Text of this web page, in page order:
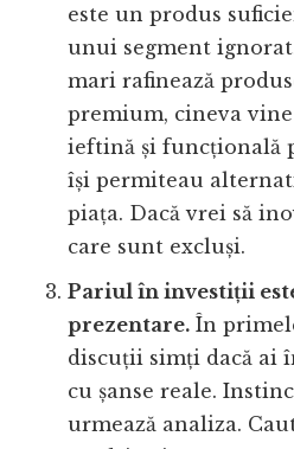
este un produs
unui segment
mari rafinează
premium, cineva
ieftină și funcțională
își permiteau
piața. Dacă vrei să
care sunt excluși.
Pariul în investiții
prezentare. În
discuții simți dacă ai
cu șanse reale.
urmează analiza.